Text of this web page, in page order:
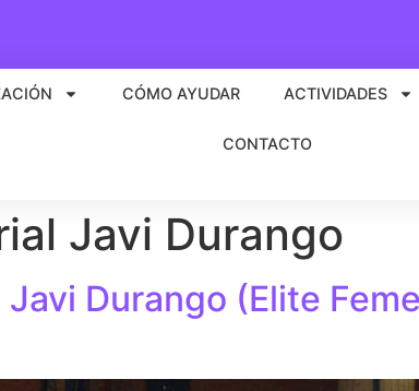
CÓMO AYUDAR ACTIVIDADES
CONTACTO
Javi Durango
Javi Durango (Elite